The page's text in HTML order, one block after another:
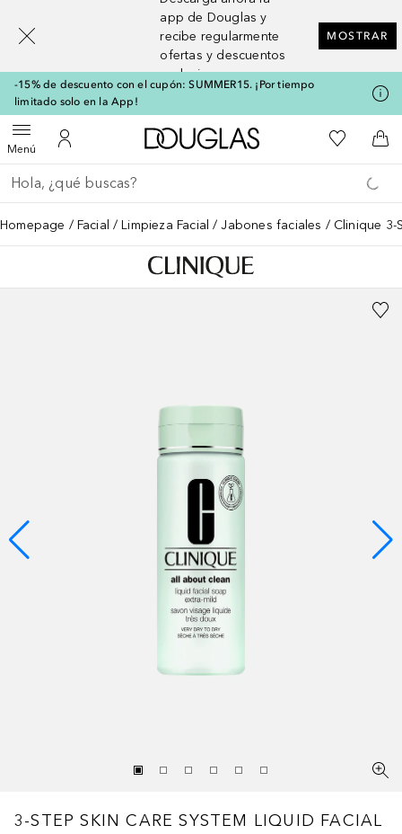
app de Douglas y
recibe regularmente
ofertas y descuentos
exclusivos
MOSTRAR
-15% de descuento con el cupón: SUMMER15. ¡Por tiempo
limitado solo en la App!
MenúAbrir menúMi cuenta
A Douglas HomeMi lista de
A
Regresar
Ejecutar búsqueda
Homepage Facial Limpieza Facial Jabones faciales Clinique 3-
3-STEP SKIN CARE SYSTEM LIQUID FACIAL
[navigation.slideout.screenreader]